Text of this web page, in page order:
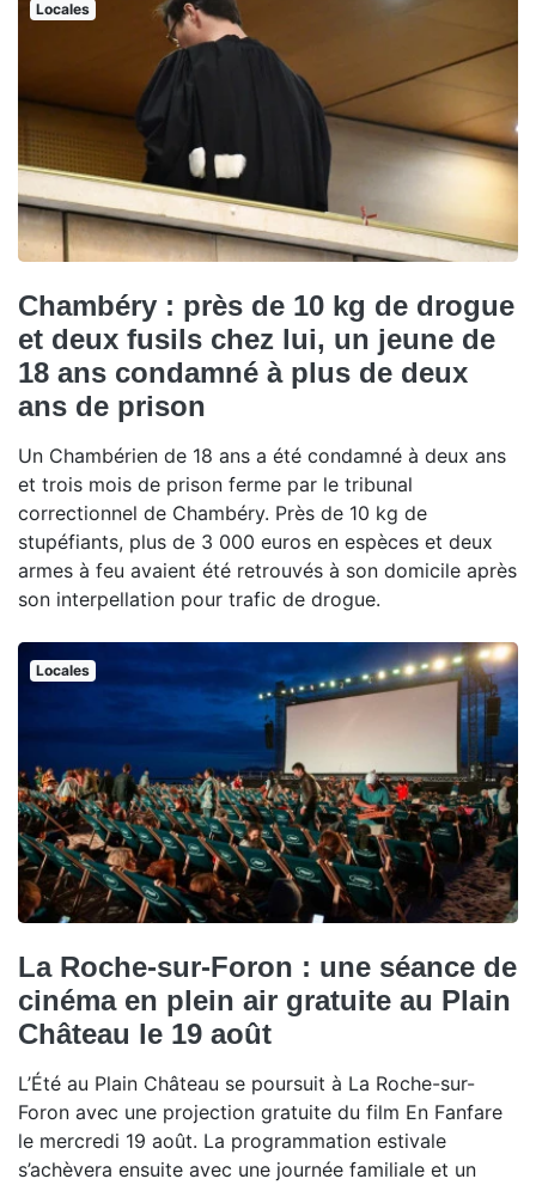
Locales
Chambéry : près de 10 kg de drogue
et deux fusils chez lui, un jeune de
18 ans condamné à plus de deux
ans de prison
Un Chambérien de 18 ans a été condamné à deux ans
et trois mois de prison ferme par le tribunal
correctionnel de Chambéry. Près de 10 kg de
stupéfiants, plus de 3 000 euros en espèces et deux
armes à feu avaient été retrouvés à son domicile après
son interpellation pour trafic de drogue.
Locales
La Roche-sur-Foron : une séance de
cinéma en plein air gratuite au Plain
Château le 19 août
L’Été au Plain Château se poursuit à La Roche-sur-
Foron avec une projection gratuite du film En Fanfare
le mercredi 19 août. La programmation estivale
s’achèvera ensuite avec une journée familiale et un